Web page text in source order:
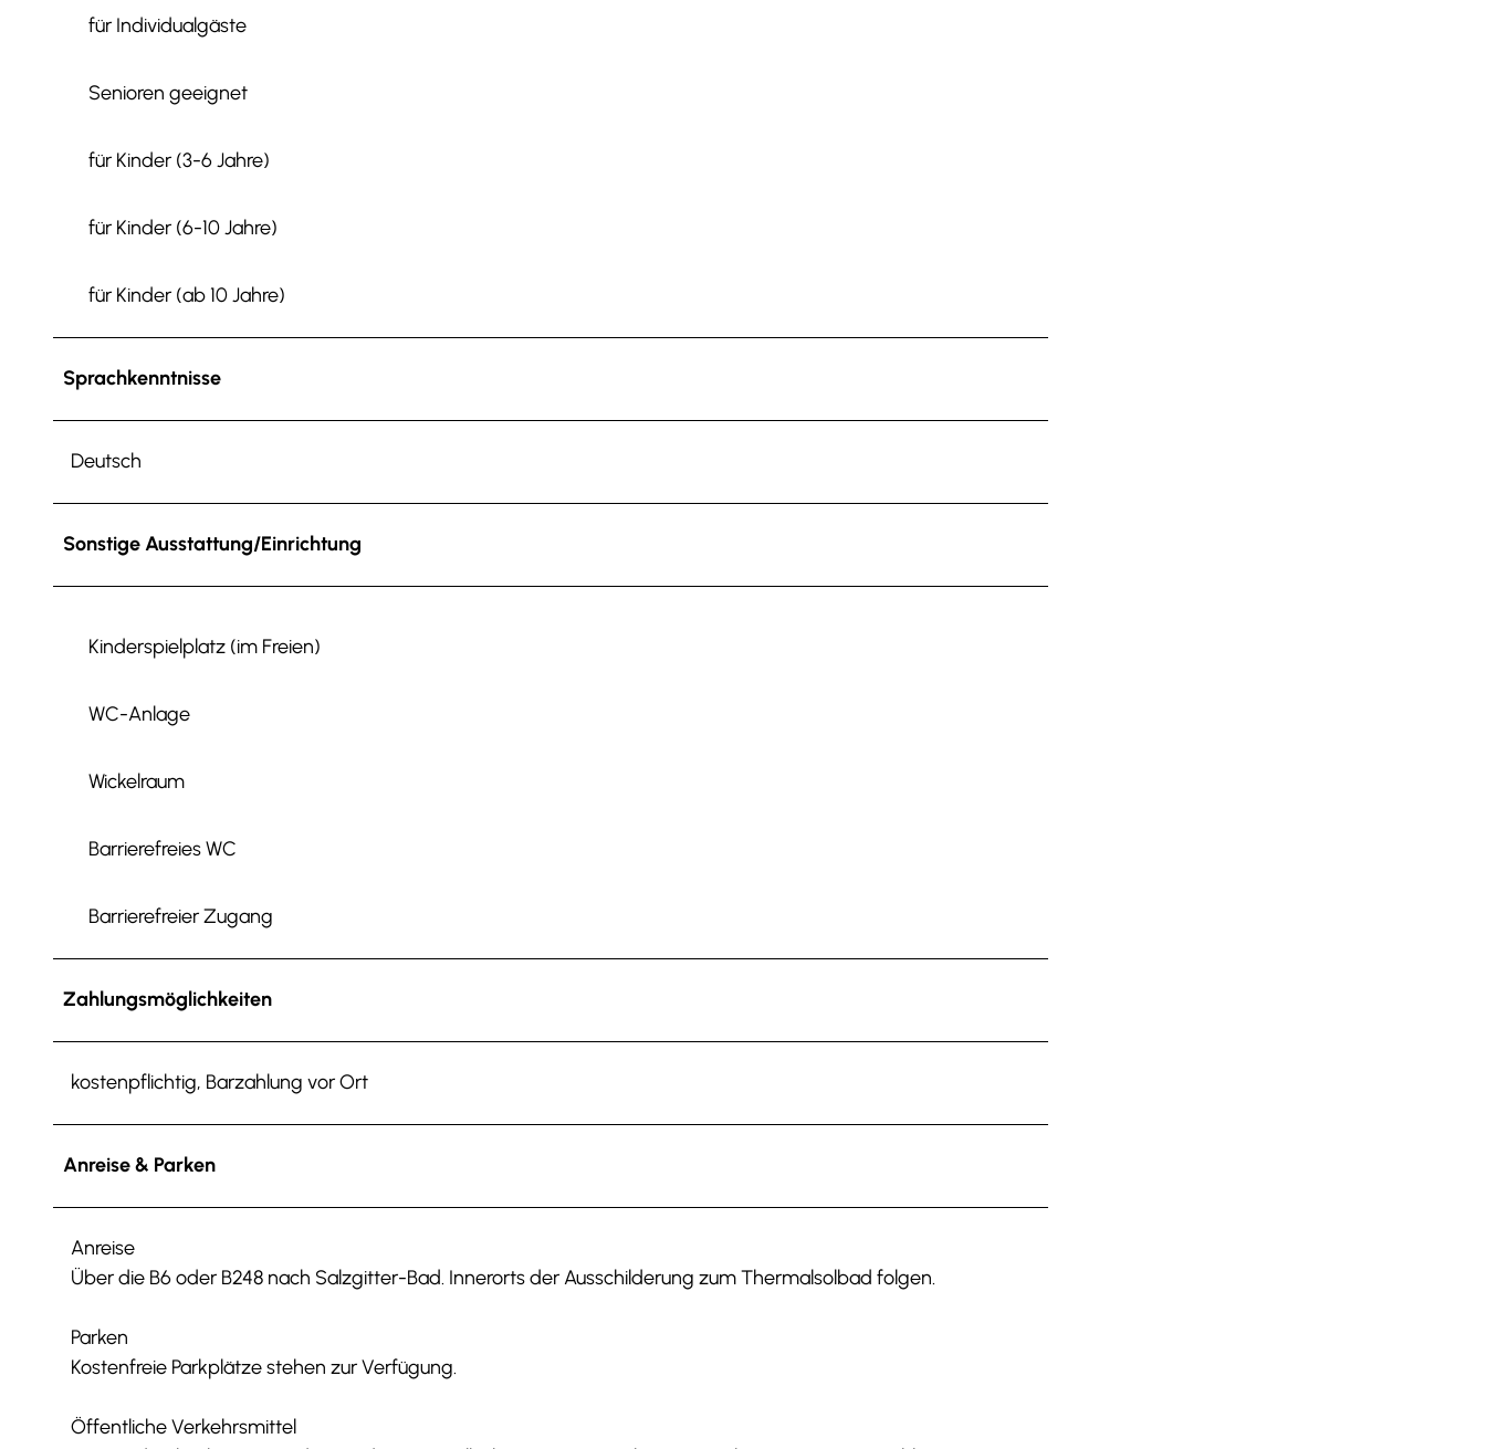
für Individualgäste
Senioren geeignet
für Kinder (3-6 Jahre)
für Kinder (6-10 Jahre)
für Kinder (ab 10 Jahre)
Sprachkenntnisse
Deutsch
Sonstige Ausstattung/Einrichtung
Kinderspielplatz (im Freien)
WC-Anlage
Wickelraum
Barrierefreies WC
Barrierefreier Zugang
Zahlungsmöglichkeiten
kostenpflichtig, Barzahlung vor Ort
Anreise & Parken
Anreise
Über die B6 oder B248 nach Salzgitter-Bad. Innerorts der Ausschilderung zum Thermalsolbad folgen.
Parken
Kostenfreie Parkplätze stehen zur Verfügung.
Öffentliche Verkehrsmittel